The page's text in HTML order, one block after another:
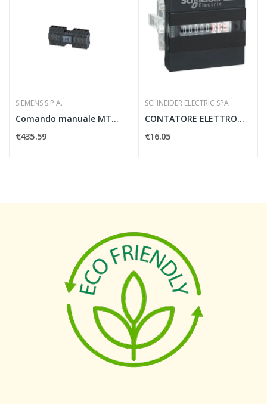
SIEMENS S.P.A.
Comando manuale MTSE SIEMENS 3KC04322NE000AA0...
€435.59
SCHNEIDER ELECTRIC SPA
CONTATORE ELETTROMECCANICO DIGITALE 230V -...
€16.05